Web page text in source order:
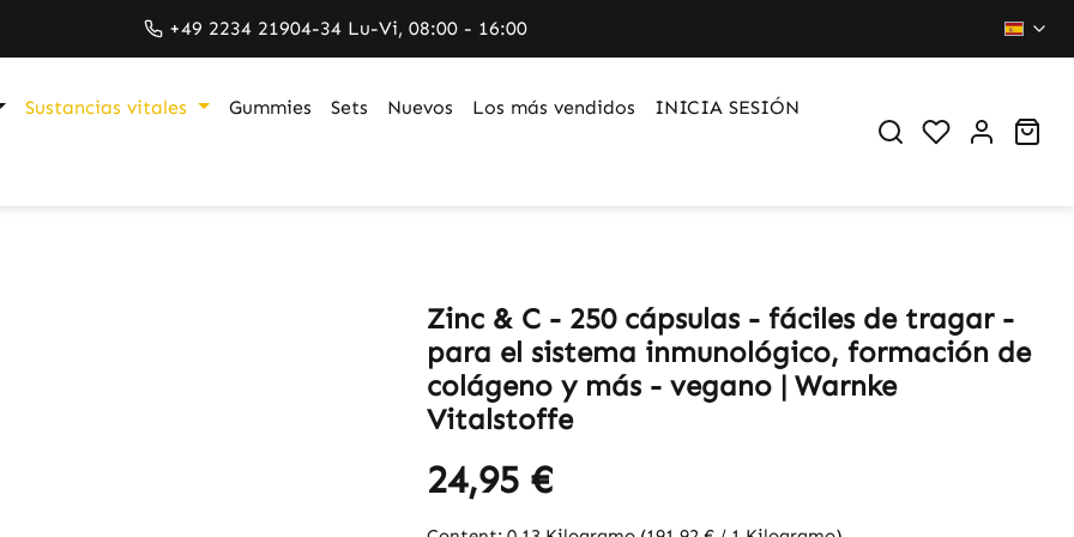
+49 2234 21904-34 Lu-Vi, 08:00 - 16:00
Sustancias vitales Gummies Sets Nuevos Los más vendidos INICIA SESIÓN
You have 0
Zinc & C - 250 cápsulas - fáciles de tragar -
para el sistema inmunológico, formación de
colágeno y más - vegano | Warnke
Vitalstoffe
24,95 €